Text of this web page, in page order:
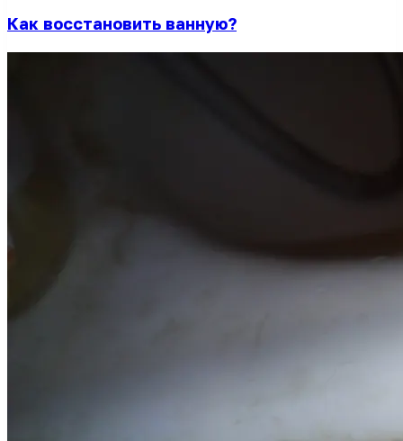
Как восстановить ванную?